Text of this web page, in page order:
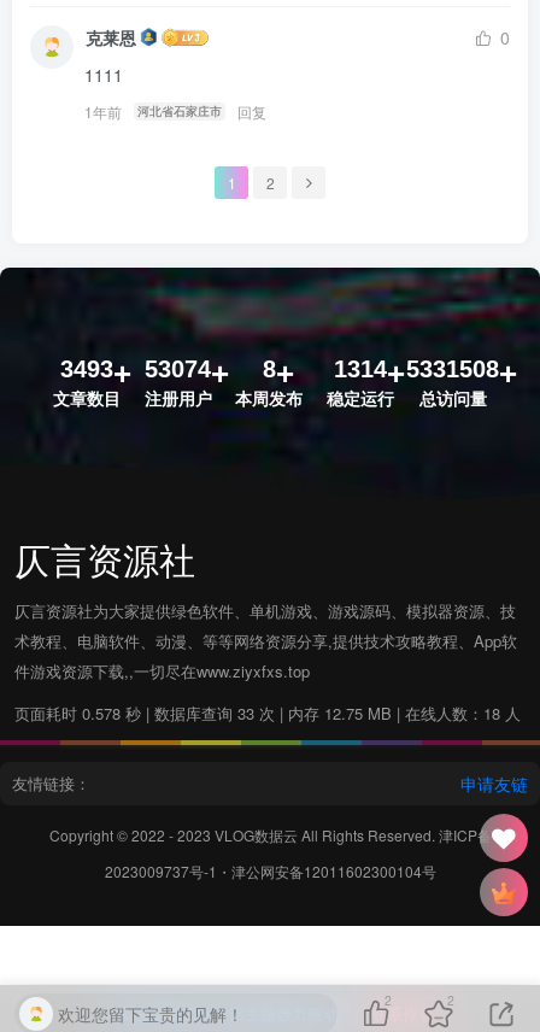
克莱恩
0
1111
1年前 河北省石家庄市 回复
1 2
3493
文章数目
53074
注册用户
8
本周发布
1314
稳定运行
5331508
总访问量
仄言资源社
仄言资源社为大家提供绿色软件、单机游戏、游戏源码、模拟器资源、技
术教程、电脑软件、动漫、等等网络资源分享,提供技术攻略教程、App软
件游戏资源下载,,一切尽在www.ziyxfxs.top
页面耗时 0.578 秒 | 数据库查询 33 次 | 内存 12.75 MB | 在线人数：18 人
友情链接： 申请友链
Copyright © 2022 - 2023 VLOG数据云 All Rights Reserved.津ICP备
2023009737号-1 ・ 津公网安备12011602300104号
欢迎您留下宝贵的见解！
2 2
本站主题由Zibll子比主题强力驱动 联系作者